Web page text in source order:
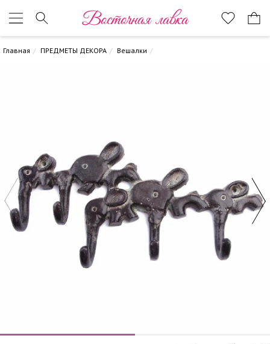
Восточная лавка
Главная ПРЕДМЕТЫ ДЕКОРА Вешалки